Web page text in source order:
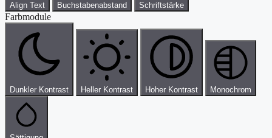
Align Text Buchstabenabstand Schriftstärke
Farbmodule
Dunkler Kontrast Heller Kontrast Hoher Kontrast Monochrom